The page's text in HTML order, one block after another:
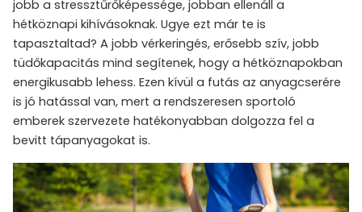
jobb a stressztűrőképessége, jobban ellenáll a
hétköznapi kihívásoknak. Ugye ezt már te is
tapasztaltad? A jobb vérkeringés, erősebb szív, jobb
tüdőkapacitás mind segítenek, hogy a hétköznapokban
energikusabb lehess. Ezen kívül a futás az anyagcserére
is jó hatással van, mert a rendszeresen sportoló
emberek szervezete hatékonyabban dolgozza fel a
bevitt tápanyagokat is.